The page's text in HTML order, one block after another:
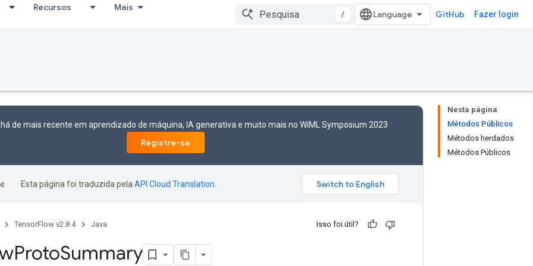
Recursos Mais
/ GitHub Fazer login
Nesta página
Métodos Públicos
Métodos herdados
Métodos Públicos
de mais recente em aprendizado de máquina, IA generativa e muito mais no WiML Symposium 2023
Registre-se
Esta página foi traduzida pela API Cloud Translation
TensorFlow v2.8.4 Java Isso foi útil?
ProtoSummary